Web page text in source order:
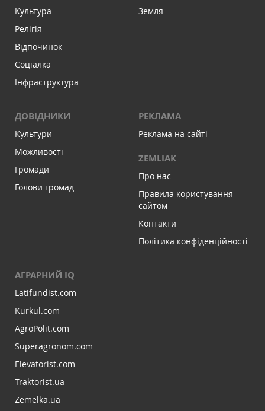
Культура
Релігія
Відпочинок
Соціалка
Інфраструктура
Земля
ДОВІДНИКИ
Культури
Можливості
Громади
Голови громад
РЕКЛАМА
Реклама на сайті
ZEMLIAK
Про нас
Правила користування
сайтом
Контакти
Політика конфіденційності
АГРАРНИЙ IQ
Latifundist.com
Kurkul.com
AgroPolit.com
Superagronom.com
Elevatorist.com
Traktorist.ua
Zemelka.ua